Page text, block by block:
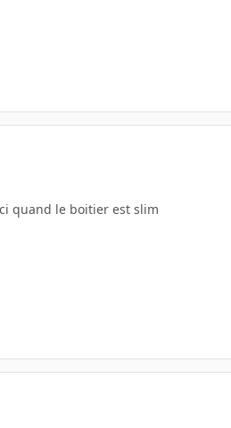
quand le boitier est slim